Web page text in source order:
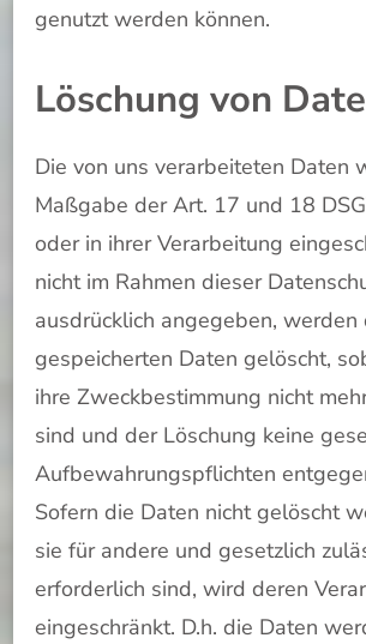
genutzt werden können.
Löschung von
Die von uns verarbeiteten Daten
Maßgabe der Art. 17 und 18
oder in ihrer Verarbeitung
nicht im Rahmen dieser
ausdrücklich angegeben, werden
gespeicherten Daten gelöscht,
ihre Zweckbestimmung nicht
sind und der Löschung keine
Aufbewahrungspflichten
Sofern die Daten nicht gelöscht
sie für andere und gesetzlich
erforderlich sind, wird deren
eingeschränkt. D.h. die Daten